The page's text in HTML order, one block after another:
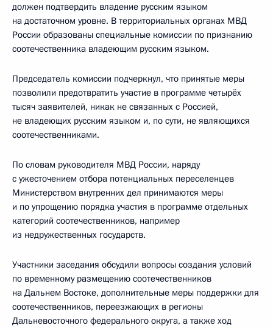
должен подтвердить владение русским языком
на достаточном уровне. В территориальных органах МВД
России образованы специальные комиссии по признанию
соотечественника владеющим русским языком.
Председатель комиссии подчеркнул, что принятые меры
позволили предотвратить участие в программе четырёх
тысяч заявителей, никак не связанных с Россией,
не владеющих русским языком и, по сути, не являющихся
соотечественниками.
По словам руководителя МВД России, наряду
с ужесточением отбора потенциальных переселенцев
Министерством внутренних дел принимаются меры
и по упрощению порядка участия в программе отдельных
категорий соотечественников, например
из недружественных государств.
Участники заседания обсудили вопросы создания условий
по временному размещению соотечественников
на Дальнем Востоке, дополнительные меры поддержки для
соотечественников, переезжающих в регионы
Дальневосточного федерального округа, а также ход